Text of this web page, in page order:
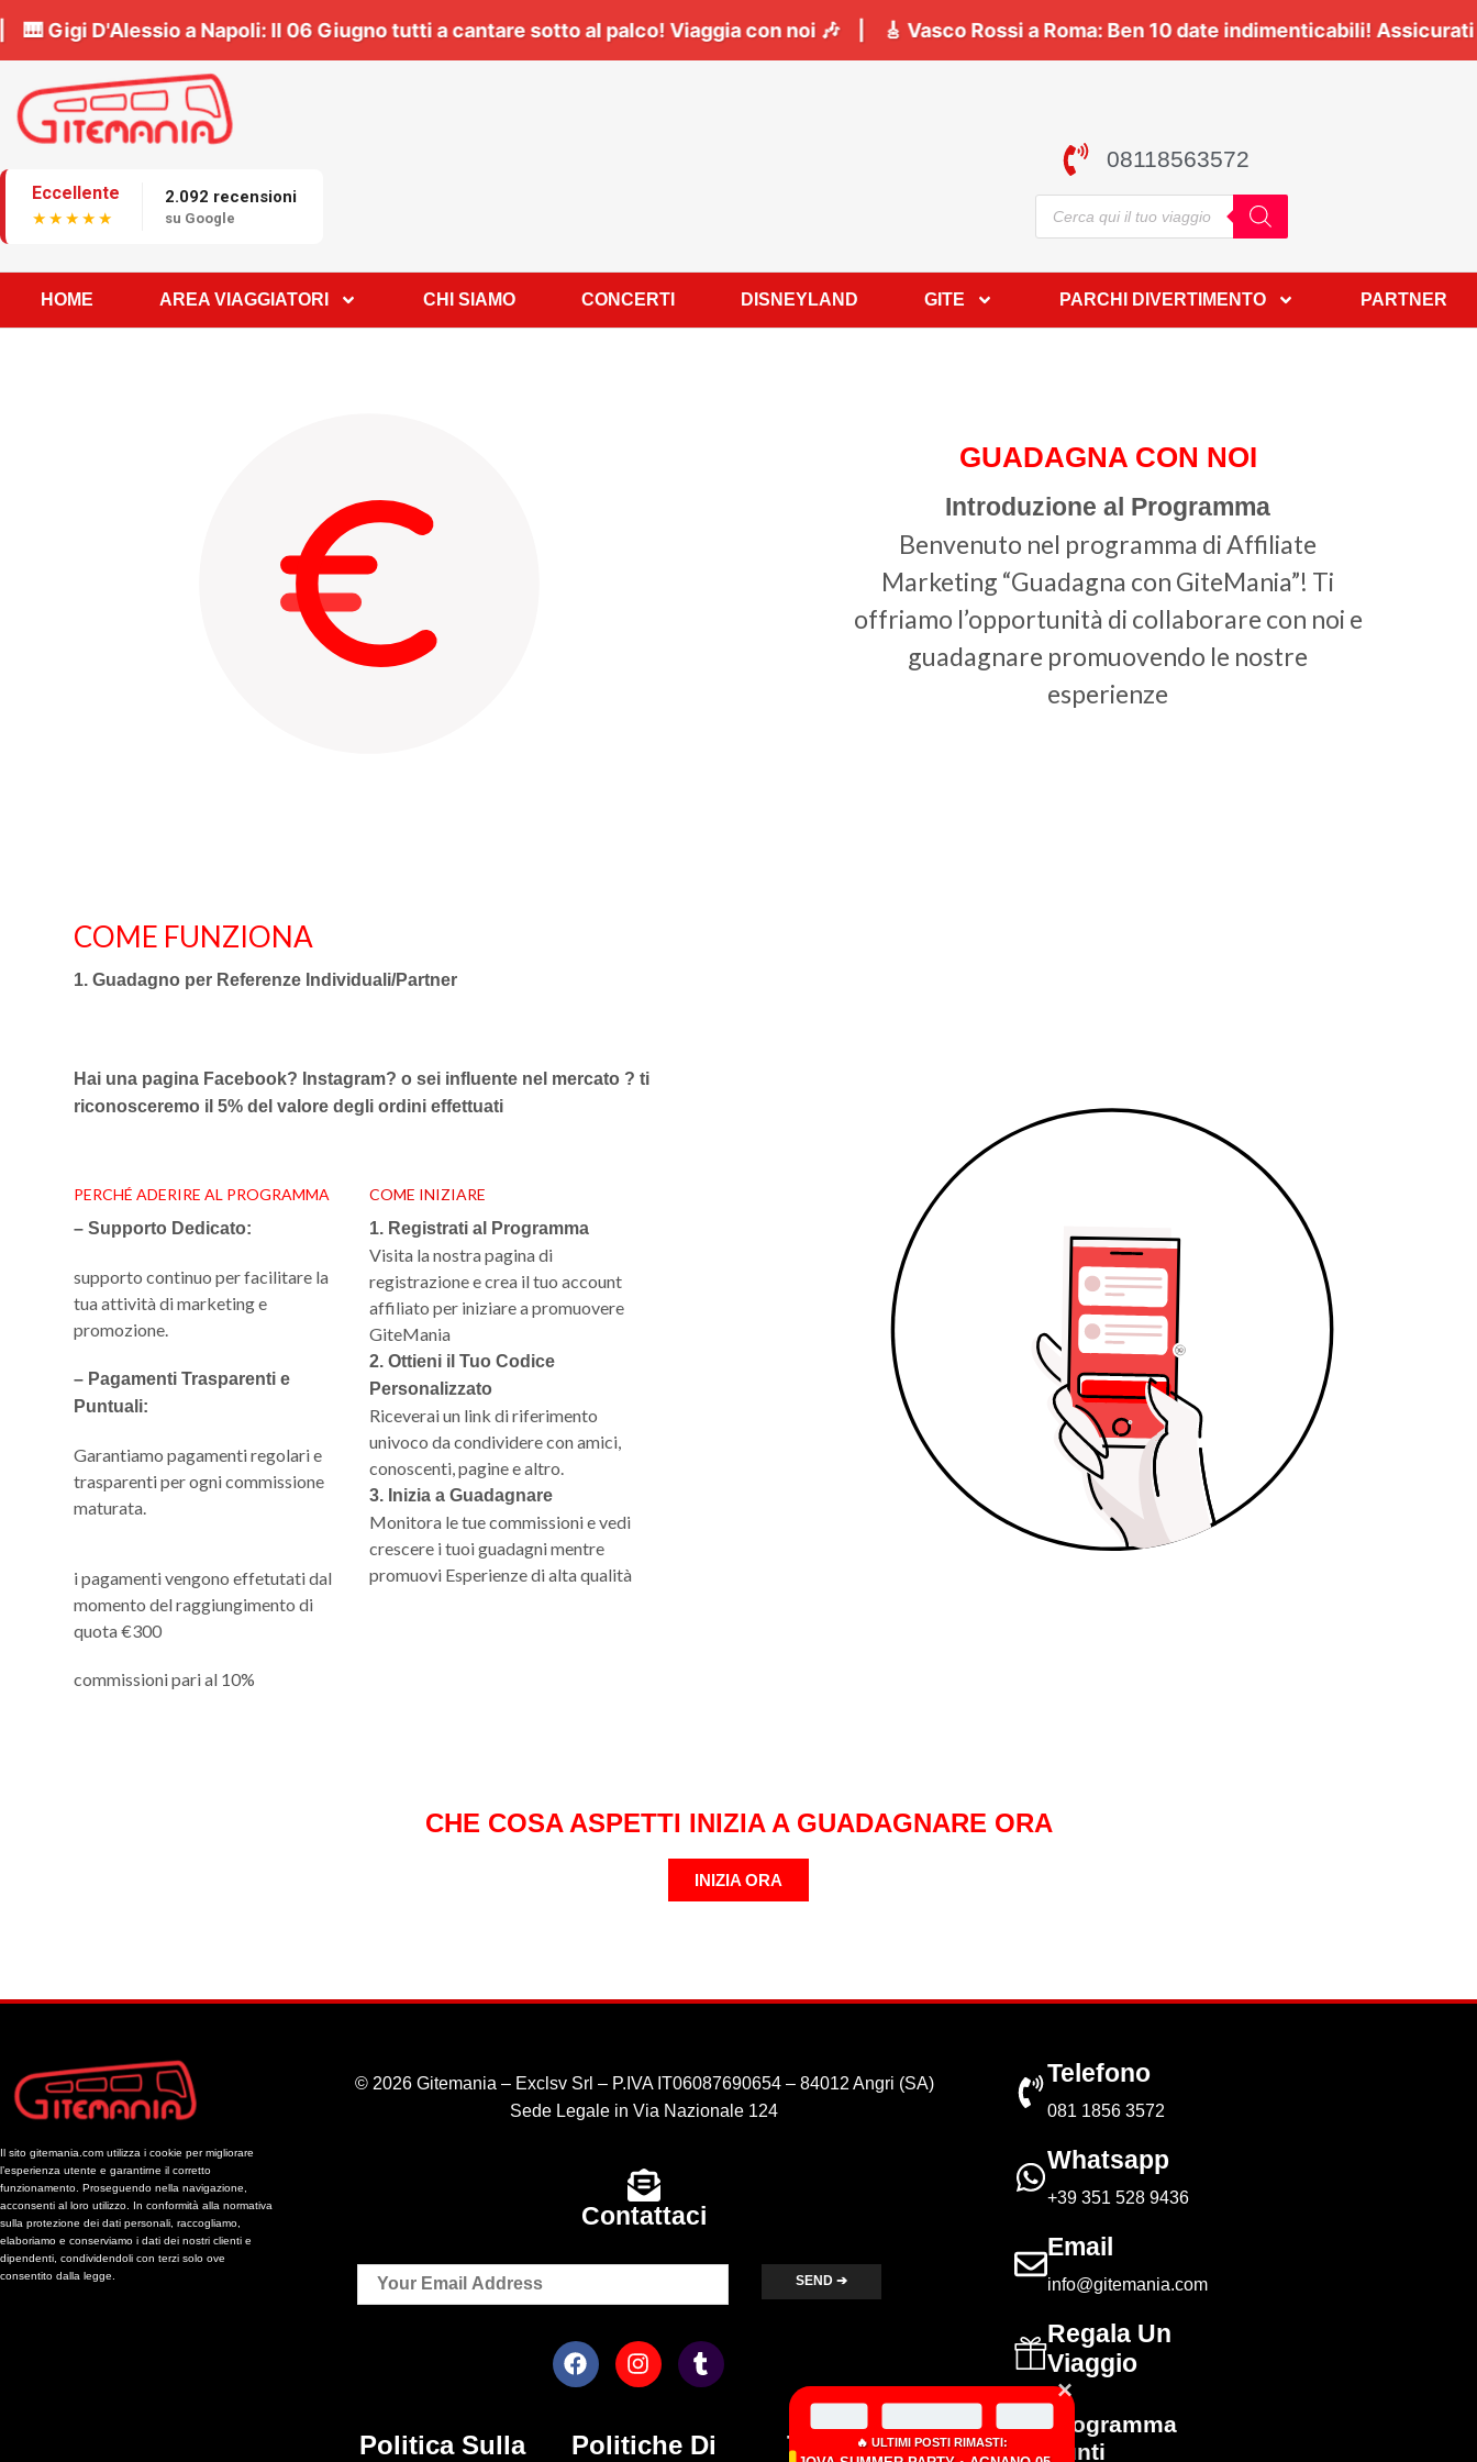
in bus 🚌 | 🎹Gigi D'Alessio a Napoli:Il06 Giugnotutti a cantare sotto al palco! Viaggia con noi 🎶 | 🎸Vasco Rossi a Roma:Ben10 date
Eccellente
★★★★★
2.092 recensioni
su Google
08118563572
HOME AREA VIAGGIATORI CHI SIAMO CONCERTI DISNEYLAND GITE PARCHI DIVERTIMENTO PARTNER
GUADAGNA CON NOI
Introduzione al Programma
Benvenuto nel programma di Affiliate
Marketing “Guadagna con GiteMania”! Ti
offriamo l’opportunità di collaborare con noi e
guadagnare promuovendo le nostre
esperienze
COME FUNZIONA
1. Guadagno per Referenze Individuali/Partner
Hai una pagina Facebook? Instagram? o sei influente nel mercato ? ti
riconosceremo il 5% del valore degli ordini effettuati
PERCHÉ ADERIRE AL PROGRAMMA
– Supporto Dedicato:
supporto continuo per facilitare la
tua attività di marketing e
promozione.
– Pagamenti Trasparenti e
Puntuali:
Garantiamo pagamenti regolari e
trasparenti per ogni commissione
maturata.
i pagamenti vengono effetutati dal
momento del raggiungimento di
quota €300
commissioni pari al 10%
COME INIZIARE
1. Registrati al Programma
Visita la nostra pagina di
registrazione e crea il tuo account
affiliato per iniziare a promuovere
GiteMania
2. Ottieni il Tuo Codice
Personalizzato
Riceverai un link di riferimento
univoco da condividere con amici,
conoscenti, pagine e altro.
3. Inizia a Guadagnare
Monitora le tue commissioni e vedi
crescere i tuoi guadagni mentre
promuovi Esperienze di alta qualità
CHE COSA ASPETTI INIZIA A GUADAGNARE ORA
INIZIA ORA
Il sito gitemania.com utilizza i cookie per migliorare
l’esperienza utente e garantirne il corretto
funzionamento. Proseguendo nella navigazione,
acconsenti al loro utilizzo. In conformità alla normativa
sulla protezione dei dati personali, raccogliamo,
elaboriamo e conserviamo i dati dei nostri clienti e
dipendenti, condividendoli con terzi solo ove
consentito dalla legge.
© 2026 Gitemania – Exclsv Srl – P.IVA IT06087690654 – 84012 Angri (SA)
Sede Legale in Via Nazionale 124
Contattaci
Politica Sulla
Politiche Di
Termini &
Telefono
081 1856 3572
Whatsapp
+39 351 528 9436
Email
info@gitemania.com
Regala Un
Viaggio
Programma
Punti
×
🔥 ULTIMI POSTI RIMASTI: